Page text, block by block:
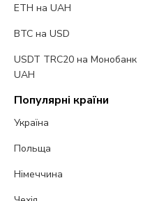
ETH на UAH
BTC на USD
USDT TRC20 на Монобанк
UAH
Популярні країни
Україна
Польща
Німеччина